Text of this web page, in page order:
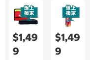
$1,49
9
$1,49
9